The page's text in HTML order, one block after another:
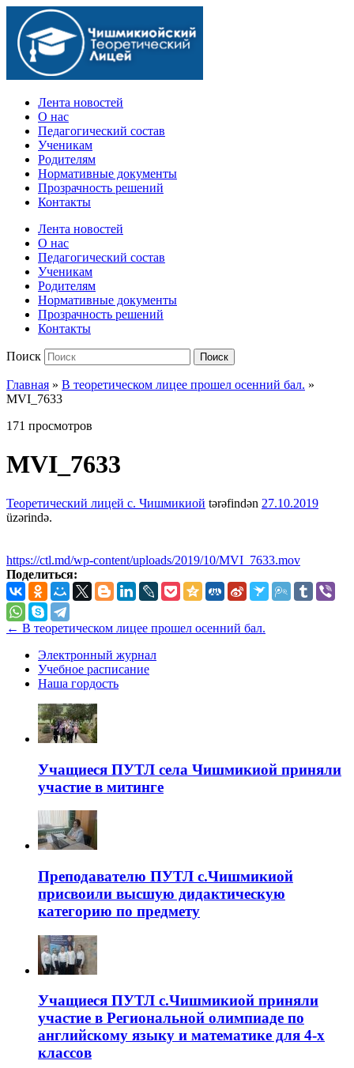
Официальный сайт учебного заведения
Лента новостей
О нас
Педагогический состав
Ученикам
Родителям
Нормативные документы
Прозрачность решений
Контакты
Лента новостей
О нас
Педагогический состав
Ученикам
Родителям
Нормативные документы
Прозрачность решений
Контакты
Поиск Поиск
Главная » В теоретическом лицее прошел осенний бал. »
MVI_7633
171 просмотров
MVI_7633
Теоретический лицей с. Чишмикиой tərəfindən 27.10.2019
üzərində.
https://ctl.md/wp-content/uploads/2019/10/MVI_7633.mov
Поделиться:
← В теоретическом лицее прошел осенний бал.
Электронный журнал
Учебное расписание
Наша гордость
Учащиеся ПУТЛ села Чишмикиой приняли
участие в митинге
Преподавателю ПУТЛ с.Чишмикиой
присвоили высшую дидактическую
категорию по предмету
Учащиеся ПУТЛ с.Чишмикиой приняли
участие в Региональной олимпиаде по
английскому языку и математике для 4-х
классов